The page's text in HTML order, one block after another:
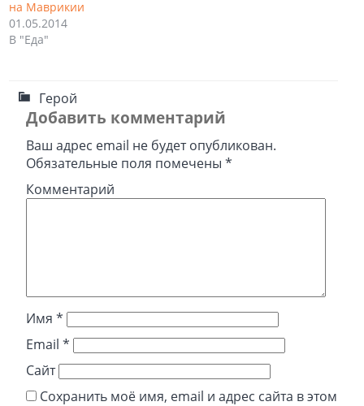
на Маврикии
01.05.2014
В "Еда"
Герой
Добавить комментарий
Ваш адрес email не будет опубликован.
Обязательные поля помечены*
Комментарий
Имя*
Email*
Сайт
Сохранить моё имя, email и адрес сайта в этом